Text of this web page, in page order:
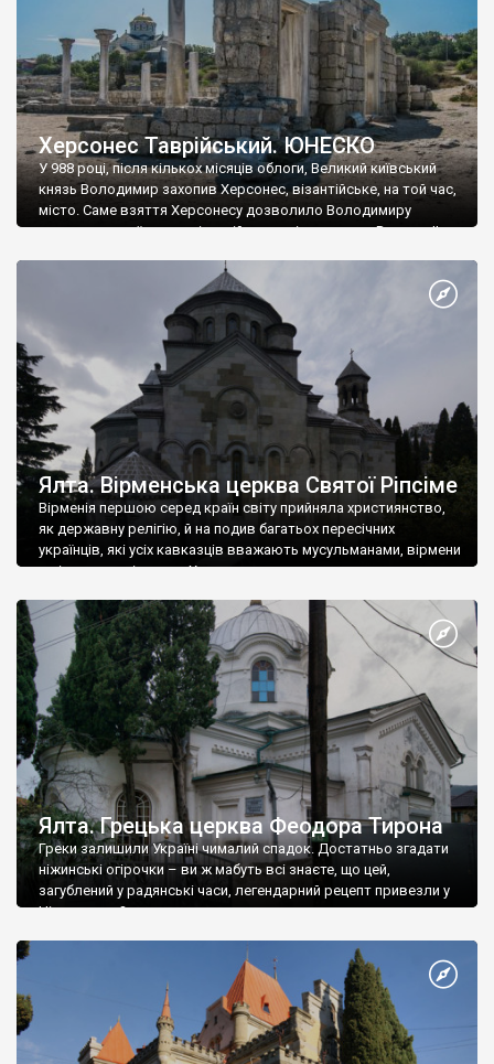
Херсонес Таврійський. ЮНЕСКО
У 988 році, після кількох місяців облоги, Великий київський
князь Володимир захопив Херсонес, візантійське, на той час,
місто. Саме взяття Херсонесу дозволило Володимиру
диктувати свої умови візантійському імператору Василю ІІ, та
Херсонесі Володимир-язичник, став Василем-християнином.
А потім було Хрещення Русі. На честь Херсонесу Таврійського
Ялта. Вірменська церква Святої Ріпсіме
Вірменія першою серед країн світу прийняла християнство,
як державну релігію, й на подив багатьох пересічних
українців, які усіх кавказців вважають мусульманами, вірмени
є відданими вірянами Христа
Ялта. Грецька церква Феодора Тирона
Греки залишили Україні чималий спадок. Достатньо згадати
ніжинські огірочки – ви ж мабуть всі знаєте, що цей,
загублений у радянські часи, легендарний рецепт привезли у
Ніжин греки?